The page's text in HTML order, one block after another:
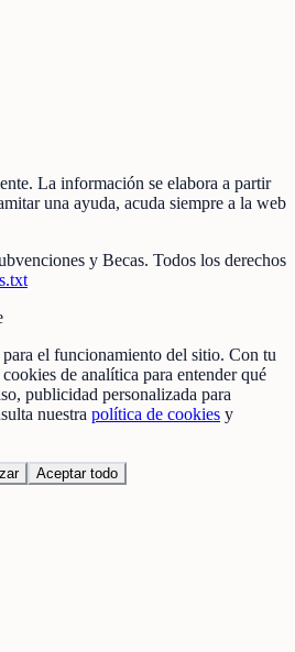
La información se elabora a partir
una ayuda, acuda siempre a la web
y Becas. Todos los derechos
para el funcionamiento del sitio. Con tu
de analítica para entender qué
publicidad personalizada para
nuestra política de cookies y
Aceptar todo